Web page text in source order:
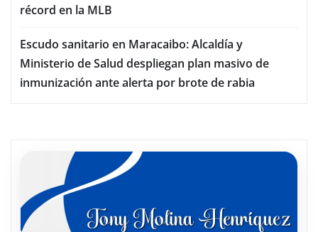
récord en la MLB
Escudo sanitario en Maracaibo: Alcaldía y
Ministerio de Salud despliegan plan masivo de
inmunización ante alerta por brote de rabia